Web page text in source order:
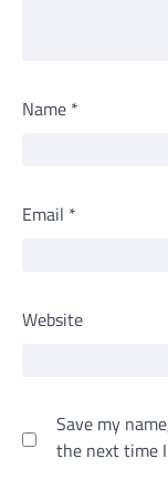
Name *
Email *
Website
Save my
the next time